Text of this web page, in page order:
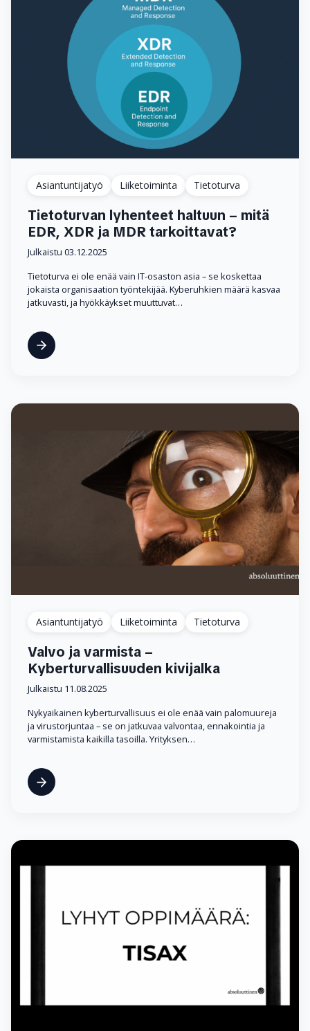
Asiantuntijatyö Liiketoiminta Tietoturva
Tietoturvan lyhenteet haltuun – mitä
EDR, XDR ja MDR tarkoittavat?
Julkaistu 03.12.2025
Tietoturva ei ole enää vain IT-osaston asia – se koskettaa
jokaista organisaation työntekijää. Kyberuhkien määrä kasvaa
jatkuvasti, ja hyökkäykset muuttuvat…
Asiantuntijatyö Liiketoiminta Tietoturva
Valvo ja varmista –
Kyberturvallisuuden kivijalka
Julkaistu 11.08.2025
Nykyaikainen kyberturvallisuus ei ole enää vain palomuureja
ja virustorjuntaa – se on jatkuvaa valvontaa, ennakointia ja
varmistamista kaikilla tasoilla. Yrityksen…